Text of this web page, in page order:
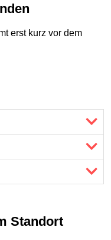
erst kurz vor dem
Standort